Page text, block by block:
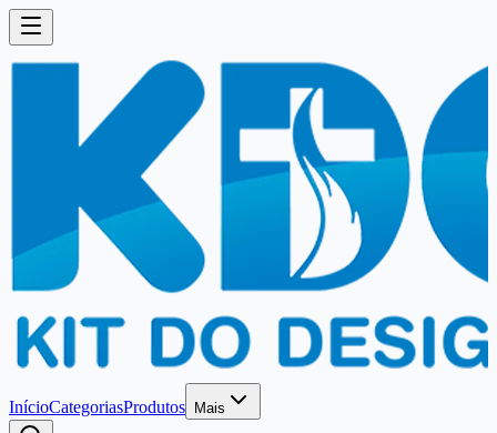
InícioCategoriasProdutos Mais